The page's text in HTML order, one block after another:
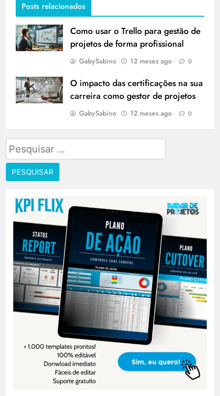
Posts relacionados
Como usar o Trello para gestão de
projetos de forma profissional
GabySabino 12 meses ago 0
O impacto das certificações na sua
carreira como gestor de projetos
GabySabino 12 meses ago 0